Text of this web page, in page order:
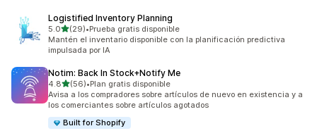
Logistified Inventory Planning
5.0de 5 estrellas
(29)
29 reseñas en total
•Prueba gratis disponible
Mantén el inventario disponible con la planificación predictiva
impulsada por IA
Notim: Back In Stock+Notify Me
4.8de 5 estrellas
(56)
56 reseñas en total
•Plan gratis disponible
Avisa a los compradores sobre artículos de nuevo en existencia y a
los comerciantes sobre artículos agotados
Built for Shopify